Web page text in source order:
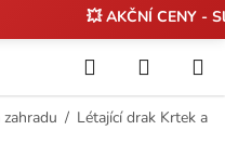
💥 AKČNÍ CENY -
Hledat
KOŠÍK
zahradu / Létající drak Krtek a